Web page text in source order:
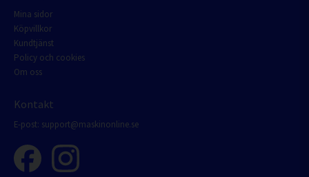
Mina sidor
Köpvillkor
Kundtjänst
Policy och cookies
Om oss
Kontakt
E-post: support@maskinonline.se